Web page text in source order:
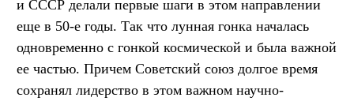
и СССР делали первые шаги в этом направлении
еще в 50-е годы. Так что лунная гонка началась
одновременно с гонкой космической и была важной
ее частью. Причем Советский союз долгое время
сохранял лидерство в этом важном научно-